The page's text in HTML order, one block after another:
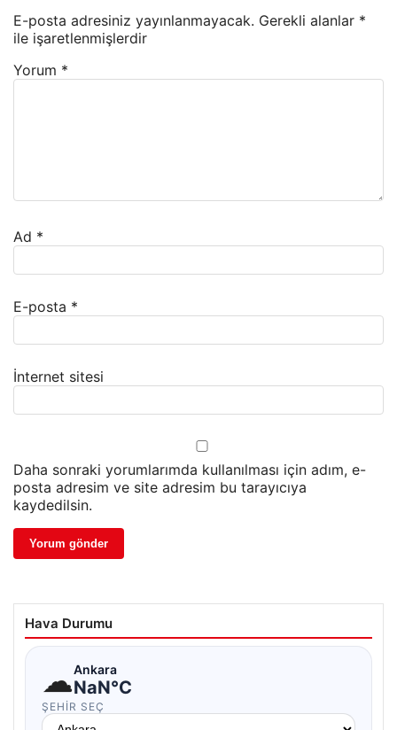
E-posta adresiniz yayınlanmayacak. Gerekli alanlar *
ile işaretlenmişlerdir
Yorum *
Ad *
E-posta *
İnternet sitesi
Daha sonraki yorumlarımda kullanılması için adım, e-
posta adresim ve site adresim bu tarayıcıya
kaydedilsin.
Hava Durumu
☁Ankara
NaN°C
ŞEHIR SEÇ